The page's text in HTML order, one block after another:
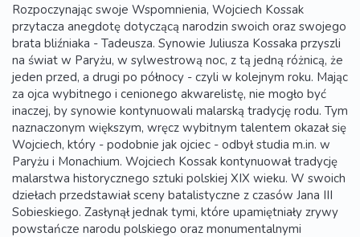
Rozpoczynając swoje Wspomnienia, Wojciech Kossak
przytacza anegdotę dotyczącą narodzin swoich oraz swojego
brata bliźniaka - Tadeusza. Synowie Juliusza Kossaka przyszli
na świat w Paryżu, w sylwestrową noc, z tą jedną różnicą, że
jeden przed, a drugi po północy - czyli w kolejnym roku. Mając
za ojca wybitnego i cenionego akwarelistę, nie mogło być
inaczej, by synowie kontynuowali malarską tradycję rodu. Tym
naznaczonym większym, wręcz wybitnym talentem okazał się
Wojciech, który - podobnie jak ojciec - odbył studia m.in. w
Paryżu i Monachium. Wojciech Kossak kontynuował tradycję
malarstwa historycznego sztuki polskiej XIX wieku. W swoich
dziełach przedstawiał sceny batalistyczne z czasów Jana III
Sobieskiego. Zasłynął jednak tymi, które upamiętniały zrywy
powstańcze narodu polskiego oraz monumentalnymi